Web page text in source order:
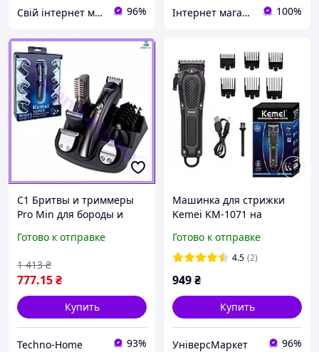
Свій інтернет магазин 96% Інтернет магазин "Alex shop" 100%
C1 Бритвы и триммеры
Pro Min для бороды и
стрижки бороды, бритва
Teh/hom
Готово к отправке
777.15₴
1 413 ₴
Купить
Techno-Home 93%
Машинка для стрижки
Kemei KM-1071 на
Готово к отправке
4.5 (2)
949₴
Купить
УніверсМаркет 96%